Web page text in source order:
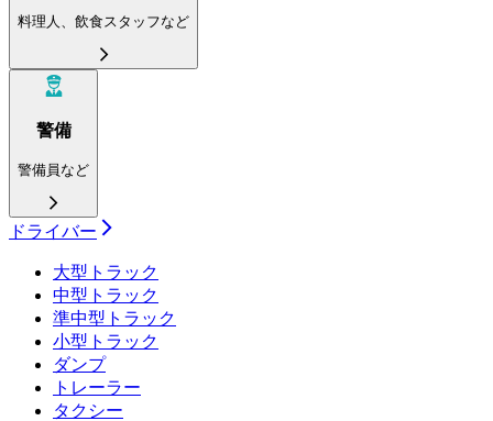
料理人、飲食スタッフなど
警備
警備員など
ドライバー
大型トラック
中型トラック
準中型トラック
小型トラック
ダンプ
トレーラー
タクシー